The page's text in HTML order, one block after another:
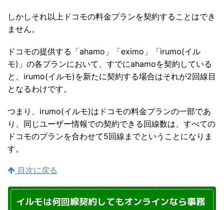
しかしそれ以上ドコモの料金プランを契約することはでき
ません。
ドコモの提供する「ahamo」「eximo」「irumo(イル
モ)」の各プランにおいて、すでにahamoを契約している
と、irumo(イルモ)を新たに契約する場合はそれが2回線目
となるわけです。
つまり、irumo(イルモ)はドコモの料金プランの一部であ
り、同じユーザー情報での契約できる回線数は、すべての
ドコモのプランを合わせて5回線までということになりま
す。
目次に戻る
イルモは何回線契約してもオンラインなら事務